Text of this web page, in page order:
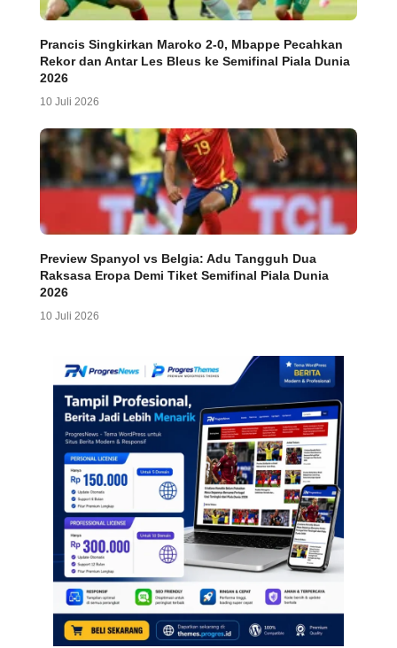
Prancis Singkirkan Maroko 2-0, Mbappe Pecahkan
Rekor dan Antar Les Bleus ke Semifinal Piala Dunia
2026
10 Juli 2026
Preview Spanyol vs Belgia: Adu Tangguh Dua
Raksasa Eropa Demi Tiket Semifinal Piala Dunia
2026
10 Juli 2026